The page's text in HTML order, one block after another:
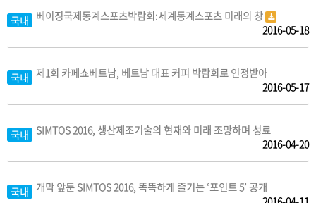
국내 베이징국제동계스포츠박람회:세계동계스포츠 미래의 창
2016-05-18
국내 제1회 카페쇼베트남, 베트남 대표 커피 박람회로 인정받아
2016-05-17
국내 SIMTOS 2016, 생산제조기술의 현재와 미래 조망하며 성료
2016-04-20
국내 개막 앞둔 SIMTOS 2016, 똑똑하게 즐기는 ‘포인트 5’ 공개